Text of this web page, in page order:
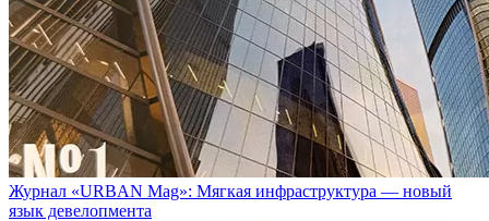
Журнал «URBAN Mag»: Мягкая инфраструктура — новый
язык девелопмента